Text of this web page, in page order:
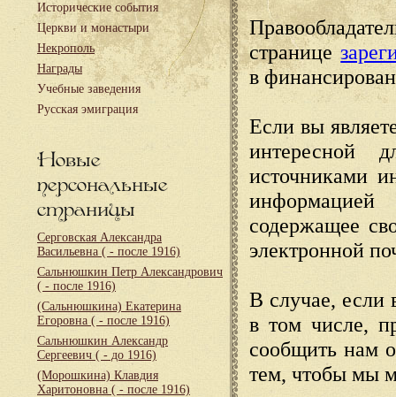
Исторические события
Церкви и монастыри
Некрополь
Награды
Учебные заведения
Русская эмиграция
Новые
персональные
страницы
Серговская Александра
Васильевна ( - после 1916)
Сальнюшкин Петр Александрович
( - после 1916)
(Сальнюшкина) Екатерина
Егоровна ( - после 1916)
Сальнюшкин Александр
Сергеевич ( - до 1916)
(Морошкина) Клавдия
Харитоновна ( - после 1916)
странице
в
Если вы
интересной
источниками
содержащее
электронной
В случае, если
в том числе,
сообщить нам
тем, чтобы мы